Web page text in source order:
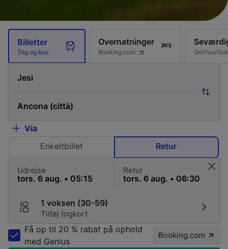
Billetter
Tog og bus
Overnatninger
Booking.com
Via
Enkeltbillet
Retur
Udrejse Retur
1 voksen (30-59)
Tilføj togkort
Få op til 20 % rabat på ophold
med Genius
Booking.com